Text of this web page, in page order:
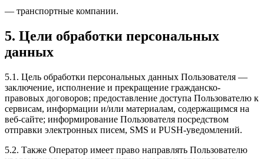
— транспортные компании.
5. Цели обработки персональных
данных
5.1. Цель обработки персональных данных Пользователя —
заключение, исполнение и прекращение гражданско-
правовых договоров; предоставление доступа Пользователю к
сервисам, информации и/или материалам, содержащимся на
веб-сайте; информирование Пользователя посредством
отправки электронных писем, SMS и PUSH-уведомлений.
5.2. Также Оператор имеет право направлять Пользователю